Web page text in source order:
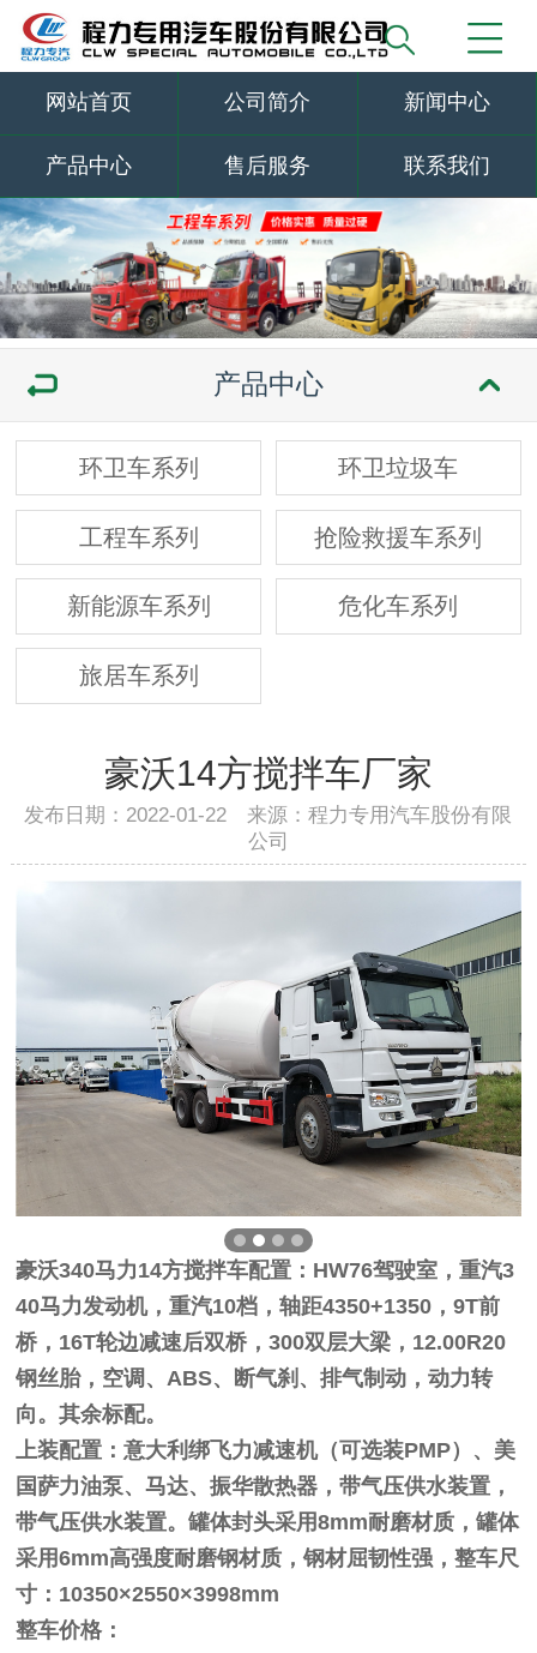
网站首页 公司简介 新闻中心
产品中心 售后服务 联系我们
产品中心
环卫车系列 环卫垃圾车
工程车系列 抢险救援车系列
新能源车系列 危化车系列
旅居车系列
豪沃14方搅拌车厂家
发布日期：2022-01-22 来源：程力专用汽车股份有限
公司
豪沃340马力14方搅拌车配置： HW76驾驶室，重汽3
40马力发动机，重汽10档，轴距4350+1350，9T前
桥，16T轮边减速后双桥，300双层大梁，12.00R20
钢丝胎，空调、ABS、断气刹、排气制动，动力转
向。其余标配。
上装配置：意大利绑飞力减速机（可选装PMP）、美
国萨力油泵、马达、振华散热器，带气压供水装置，
带气压供水装置。罐体封头采用8mm耐磨材质，罐体
采用6mm高强度耐磨钢材质，钢材屈韧性强，整车尺
寸：10350×2550×3998mm
整车价格：